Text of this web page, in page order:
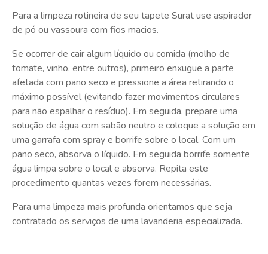
Para a limpeza rotineira de seu tapete Surat use aspirador
de pó ou vassoura com fios macios.
Se ocorrer de cair algum líquido ou comida (molho de
tomate, vinho, entre outros), primeiro enxugue a parte
afetada com pano seco e pressione a área retirando o
máximo possível (evitando fazer movimentos circulares
para não espalhar o resíduo). Em seguida, prepare uma
solução de água com sabão neutro e coloque a solução em
uma garrafa com spray e borrife sobre o local. Com um
pano seco, absorva o líquido. Em seguida borrife somente
água limpa sobre o local e absorva. Repita este
procedimento quantas vezes forem necessárias.
Para uma limpeza mais profunda orientamos que seja
contratado os serviços de uma lavanderia especializada.